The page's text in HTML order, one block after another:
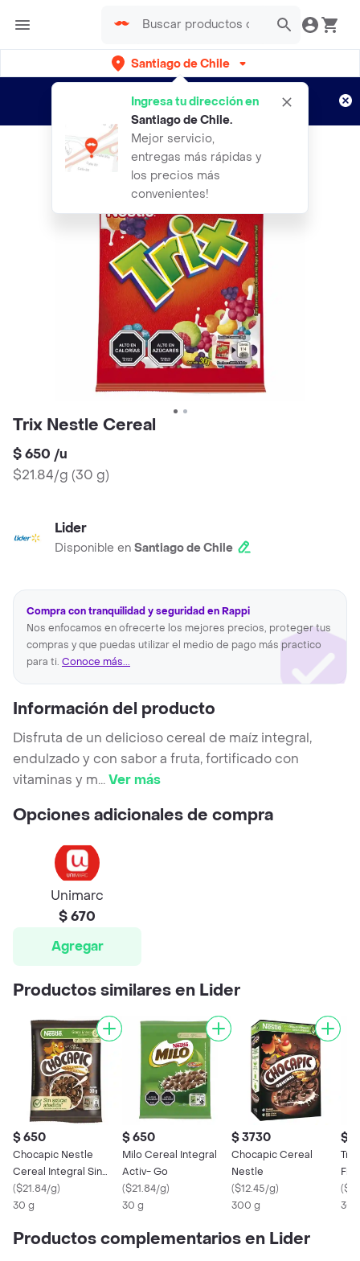
Santiago de Chile
Ingresa tu dirección en
Santiago de Chile.
Mejor servicio,
entregas más rápidas y
los precios más
convenientes!
envíos gratis por semanas
Aplican TyC
Trix Nestle Cereal
$ 650 /u
$21.84/g (30 g)
Lider
Disponible en Santiago de Chile
Compra con tranquilidad y seguridad en Rappi
Nos enfocamos en ofrecerte los mejores precios, proteger tus
compras y que puedas utilizar el medio de pago más practico
para ti. Conoce más...
Información del producto
Disfruta de un delicioso cereal de maíz integral,
endulzado y con sabor a fruta, fortificado con
vitaminas y m...Ver más
Opciones adicionales de compra
Unimarc
$ 670
Agregar
Productos similares en Lider
$ 650
Chocapic Nestle
Cereal Integral Sin
Azucar Sabor A
Chocolate
($21.84/g)
30 g
$ 650
Milo Cereal Integral
Activ- Go
($21.84/g)
30 g
$ 3730
Chocapic Cereal
Nestle
($12.45/g)
300 g
$
(
Productos complementarios en Lider